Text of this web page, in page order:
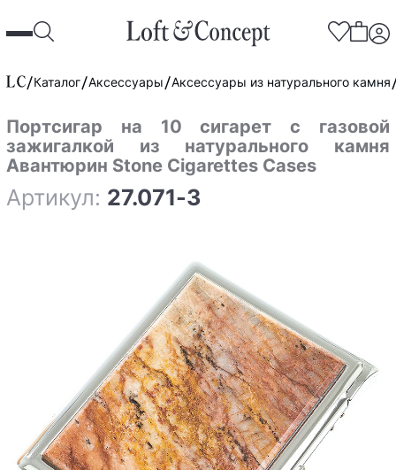
Каталог Аксессуары Аксессуары из натурального камня
Портсигар на 10 сигарет с газовой
зажигалкой из натурального камня
Авантюрин Stone Cigarettes Cases
Артикул: 27.071-3